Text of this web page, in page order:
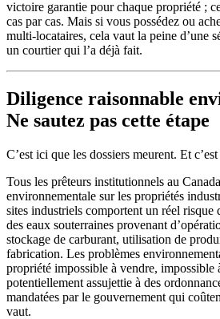
victoire garantie pour chaque propriété ;
cas par cas. Mais si vous possédez ou
multi-locataires, cela vaut la peine d’une
un courtier qui l’a déjà fait.
Diligence raisonnable
Ne sautez pas cette étape
C’est ici que les dossiers meurent. Et
Tous les prêteurs institutionnels au
environnementale sur les propriétés
sites industriels comportent un réel risque
des eaux souterraines provenant
stockage de carburant, utilisation de
fabrication. Les problèmes
propriété impossible à vendre, impossible
potentiellement assujettie à des
mandatées par le gouvernement qui
vaut.